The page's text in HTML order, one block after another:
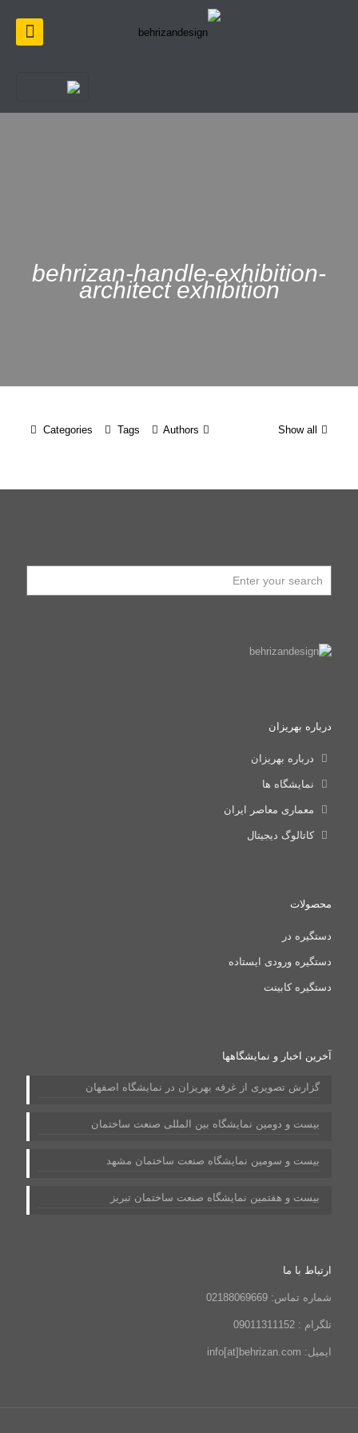
behrizan-handle-exhibition-
architect exhibition
Categories Tags Authors Show all
درباره بهریزان
درباره بهریزان
نمایشگاه ها
معماری معاصر ایران
کاتالوگ دیجیتال
محصولات
دستگیره در
دستگیره ورودی ایستاده
دستگیره کابینت
آخرین اخبار و نمایشگاهها
گزارش تصویری از غرفه بهریزان در نمایشگاه اصفهان
بیست و دومین نمایشگاه بین المللی صنعت ساختمان
بیست و سومین نمایشگاه صنعت ساختمان مشهد
بیست و هفتمین نمایشگاه صنعت ساختمان تبریز
ارتباط با ما
شماره تماس: 02188069669
تلگرام : 09011311152
ایمیل: info[at]behrizan.com